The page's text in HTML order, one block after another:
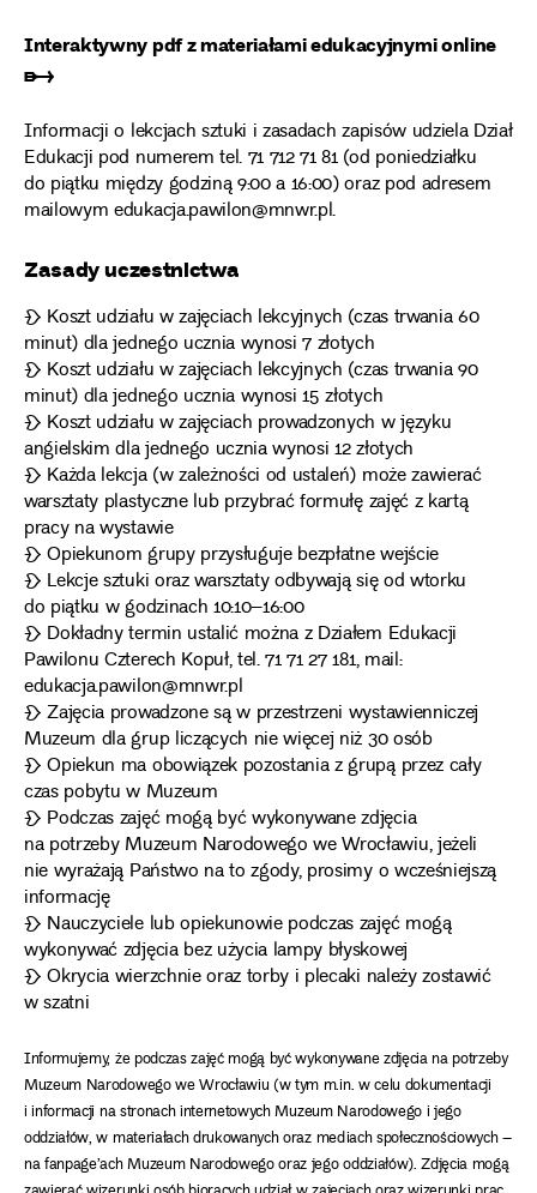
Interaktywny pdf z materiałami edukacyjnymi online
➸
Informacji o lekcjach sztuki i zasadach zapisów udziela Dział
Edukacji pod numerem tel. 71 712 71 81 (od poniedziałku
do piątku między godziną 9:00 a 16:00) oraz pod adresem
mailowym edukacja.pawilon@mnwr.pl.
Zasady uczestnictwa
❧ Koszt udziału w zajęciach lekcyjnych (czas trwania 60
minut) dla jednego ucznia wynosi 7 złotych
❧ Koszt udziału w zajęciach lekcyjnych (czas trwania 90
minut) dla jednego ucznia wynosi 15 złotych
❧ Koszt udziału w zajęciach prowadzonych w języku
angielskim dla jednego ucznia wynosi 12 złotych
❧ Każda lekcja (w zależności od ustaleń) może zawierać
warsztaty plastyczne lub przybrać formułę zajęć z kartą
pracy na wystawie
❧ Opiekunom grupy przysługuje bezpłatne wejście
❧ Lekcje sztuki oraz warsztaty odbywają się od wtorku
do piątku w godzinach 10:10–16:00
❧ Dokładny termin ustalić można z Działem Edukacji
Pawilonu Czterech Kopuł, tel. 71 71 27 181, mail:
edukacja.pawilon@mnwr.pl
❧ Zajęcia prowadzone są w przestrzeni wystawienniczej
Muzeum dla grup liczących nie więcej niż 30 osób
❧ Opiekun ma obowiązek pozostania z grupą przez cały
czas pobytu w Muzeum
❧ Podczas zajęć mogą być wykonywane zdjęcia
na potrzeby Muzeum Narodowego we Wrocławiu, jeżeli
nie wyrażają Państwo na to zgody, prosimy o wcześniejszą
informację
❧ Nauczyciele lub opiekunowie podczas zajęć mogą
wykonywać zdjęcia bez użycia lampy błyskowej
❧ Okrycia wierzchnie oraz torby i plecaki należy zostawić
w szatni
Informujemy, że podczas zajęć mogą być wykonywane zdjęcia na potrzeby
Muzeum Narodowego we Wrocławiu (w tym m.in. w celu dokumentacji
i informacji na stronach internetowych Muzeum Narodowego i jego
oddziałów, w materiałach drukowanych oraz mediach społecznościowych –
na fanpage’ach Muzeum Narodowego oraz jego oddziałów). Zdjęcia mogą